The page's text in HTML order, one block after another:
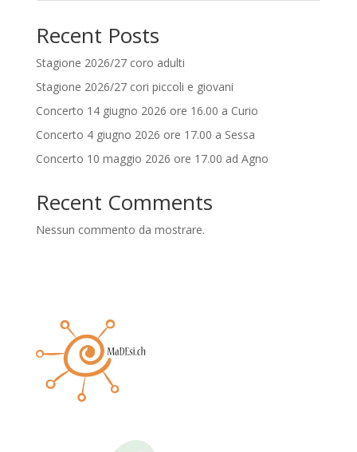
Recent Posts
Stagione 2026/27 coro adulti
Stagione 2026/27 cori piccoli e giovani
Concerto 14 giugno 2026 ore 16.00 a Curio
Concerto 4 giugno 2026 ore 17.00 a Sessa
Concerto 10 maggio 2026 ore 17.00 ad Agno
Recent Comments
Nessun commento da mostrare.